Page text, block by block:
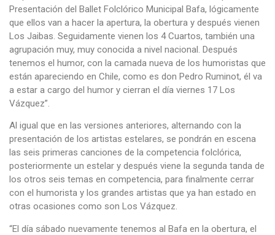
Presentación del Ballet Folclórico Municipal Bafa, lógicamente
que ellos van a hacer la apertura, la obertura y después vienen
Los Jaibas. Seguidamente vienen los 4 Cuartos, también una
agrupación muy, muy conocida a nivel nacional. Después
tenemos el humor, con la camada nueva de los humoristas que
están apareciendo en Chile, como es don Pedro Ruminot, él va
a estar a cargo del humor y cierran el día viernes 17 Los
Vázquez”.
Al igual que en las versiones anteriores, alternando con la
presentación de los artistas estelares, se pondrán en escena
las seis primeras canciones de la competencia folclórica,
posteriormente un estelar y después viene la segunda tanda de
los otros seis temas en competencia, para finalmente cerrar
con el humorista y los grandes artistas que ya han estado en
otras ocasiones como son Los Vázquez.
“El día sábado nuevamente tenemos al Bafa en la obertura, el